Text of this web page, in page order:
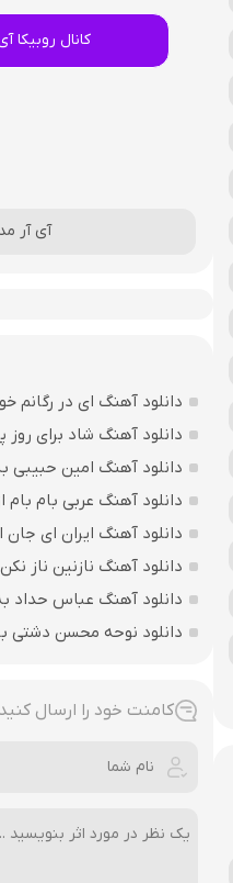
کانال روبیکا
آی آر
دانلود آهنگ ای در
دانلود آهنگ شاد برای روز
دانلود آهنگ امین حبیبی
دانلود آهنگ عربی بام
دانلود آهنگ ایران ای
دانلود آهنگ نازنین ناز
دانلود آهنگ عباس حداد
دانلود نوحه محسن دشتی
کامنت خود را ارسال کنید